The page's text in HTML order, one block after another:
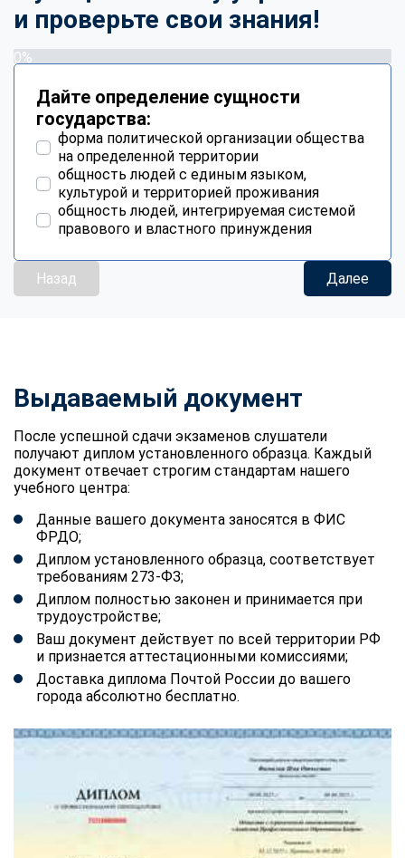
и проверьте свои знания!
0%
Дайте определение сущности
государства:
форма политической организации общества
на определенной территории
общность людей с единым языком,
культурой и территорией проживания
общность людей, интегрируемая системой
правового и властного принуждения
Назад Далее
Выдаваемый документ
После успешной сдачи экзаменов слушатели
получают диплом установленного образца. Каждый
документ отвечает строгим стандартам нашего
учебного центра:
Данные вашего документа заносятся в ФИС
ФРДО;
Диплом установленного образца, соответствует
требованиям 273-ФЗ;
Диплом полностью законен и принимается при
трудоустройстве;
Ваш документ действует по всей территории РФ
и признается аттестационными комиссиями;
Доставка диплома Почтой России до вашего
города абсолютно бесплатно.